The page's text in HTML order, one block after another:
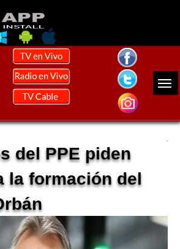
del PPE piden
la formación del